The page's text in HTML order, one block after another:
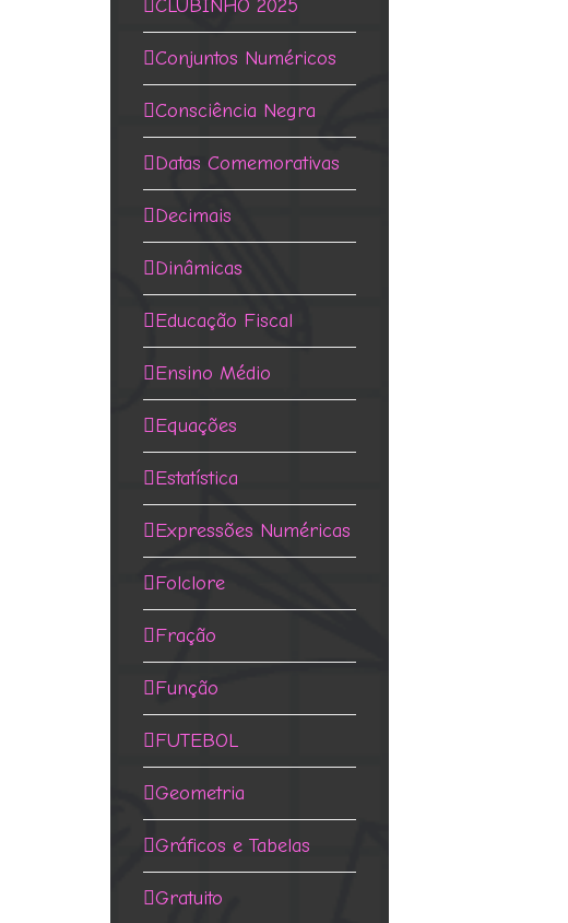
CLUBINHO 2025
Conjuntos Numéricos
Consciência Negra
Datas Comemorativas
Decimais
Dinâmicas
Educação Fiscal
Ensino Médio
Equações
Estatística
Expressões Numéricas
Folclore
Fração
Função
FUTEBOL
Geometria
Gráficos e Tabelas
Gratuito